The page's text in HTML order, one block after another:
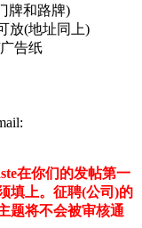
牌和路牌)
放(地址同上)
告纸
在你们的发帖第一
填上。征聘(公司)的
题将不会被审核通